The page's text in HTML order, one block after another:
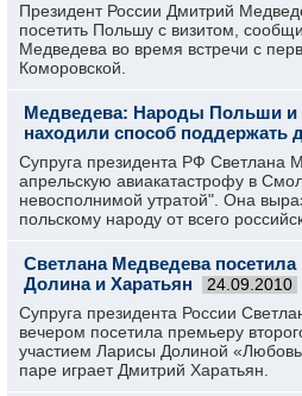
Президент России Дмитрий
посетить Польшу с визитом,
Медведева во время встречи с
Коморовской.
Медведева: Народы Польши и
находили способ поддержать
Супруга президента РФ Светлана
апрельскую авиакатастрофу в
невосполнимой утратой". Она
польскому народу от всего
Светлана Медведева
Долина и Харатьян
24.09.2010
Супруга президента России
вечером посетила премьеру
участием Ларисы Долиной
паре играет Дмитрий Харатьян.